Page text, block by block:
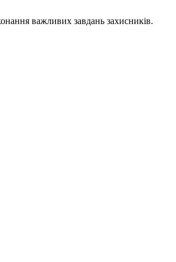
важливих завдань захисників.